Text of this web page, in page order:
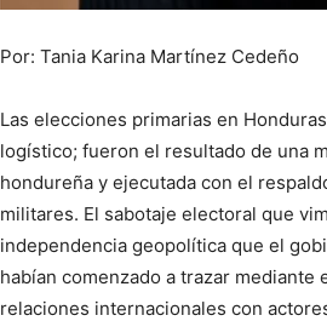
Por: Tania Karina Martínez Cedeño
Las elecciones primarias en
logístico; fueron el resultado de una
hondureña y ejecutada con el
militares. El sabotaje electoral que
independencia geopolítica que el
habían comenzado a trazar
relaciones internacionales con